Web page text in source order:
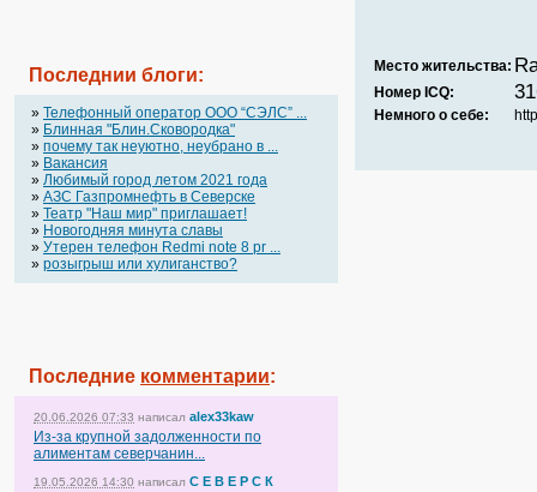
Последнии блоги:
» Телефонный оператор OOO “СЭЛС” ...
» Блинная "Блин.Сковородка"
» почему так неуютно, неубрано в ...
» Вакансия
» Любимый город летом 2021 года
» АЗС Газпромнефть в Северске
» Театр "Наш мир" приглашает!
» Новогодняя минута славы
» Утерен телефон Redmi note 8 pr ...
» розыгрыш или хулиганство?
Последние комментарии:
20.06.2026 07:33 написал alex33kaw
Из-за крупной задолженности по
алиментам северчанин...
19.05.2026 14:30 написал С Е В Е Р С К
Место жительства:
Номер ICQ:
Немного о себе: